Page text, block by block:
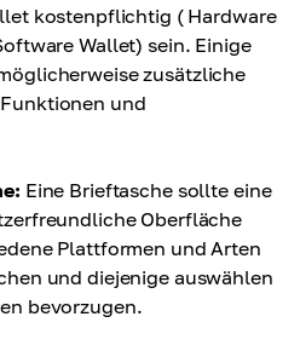
kostenpflichtig ( Hardware
Wallet) sein. Einige
zusätzliche
und
Eine Brieftasche sollte eine
Oberfläche
Plattformen und Arten
und diejenige auswählen
bevorzugen.